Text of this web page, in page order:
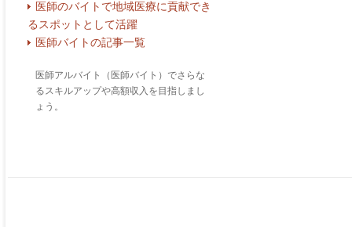
医師のバイトで地域医療に貢献でき
るスポットとして活躍
医師バイトの記事一覧
医師アルバイト（医師バイト）でさらな
るスキルアップや高額収入を目指しまし
ょう。